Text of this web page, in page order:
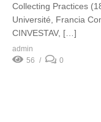
Collecting Practices
Université, Francia
CINVESTAV, […]
admin
56
0